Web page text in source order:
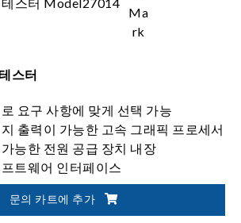
스터
요구 사항에 맞게 선택 가능
출력이 가능한 고속 그래픽 프로세서
능한 전원 공급 장치 내장
트웨어 인터페이스
문의 카트에 추가